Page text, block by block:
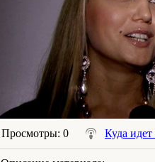
Просмотры: 0 Куда